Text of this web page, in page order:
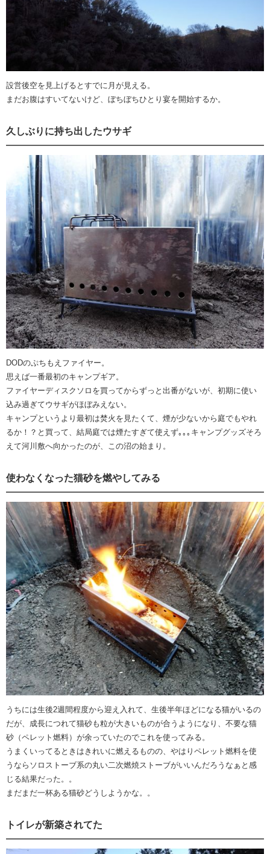
設営後空を見上げるとすでに月が見える。
まだお腹はすいてないけど、ぼちぼちひとり宴を開始するか。
久しぶりに持ち出したウサギ
DODのぷちもえファイヤー。
思えば一番最初のキャンプギア。
ファイヤーディスクソロを買ってからずっと出番がないが、初期に使い
込み過ぎてウサギがほぼみえない。
キャンプというより最初は焚火を見たくて、煙が少ないから庭でもやれ
るか！？と買って、結局庭では煙たすぎて使えず｡｡｡キャンプグッズそろ
えて河川敷へ向かったのが、この沼の始まり。
使わなくなった猫砂を燃やしてみる
うちには生後2週間程度から迎え入れて、生後半年ほどになる猫がいるの
だが、成長につれて猫砂も粒が大きいものが合うようになり、不要な猫
砂（ペレット燃料）が余っていたのでこれを使ってみる。
うまくいってるときはきれいに燃えるものの、やはりペレット燃料を使
うならソロストーブ系の丸い二次燃焼ストーブがいいんだろうなぁと感
じる結果だった。。
まだまだ一杯ある猫砂どうしようかな。。
トイレが新築されてた